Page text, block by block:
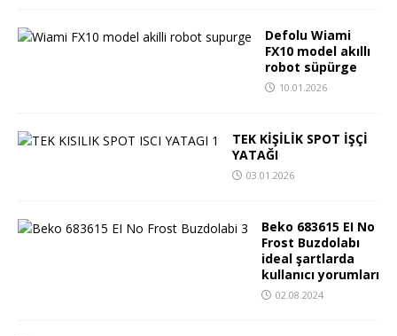
Defolu Wiami
FX10 model akıllı
robot süpürge
10.01.2026
TEK KİŞİLİK SPOT İŞÇİ
YATAĞI
03.01.2026
Beko 683615 EI No
Frost Buzdolabı
ideal şartlarda
kullanıcı yorumları
02.08.2024